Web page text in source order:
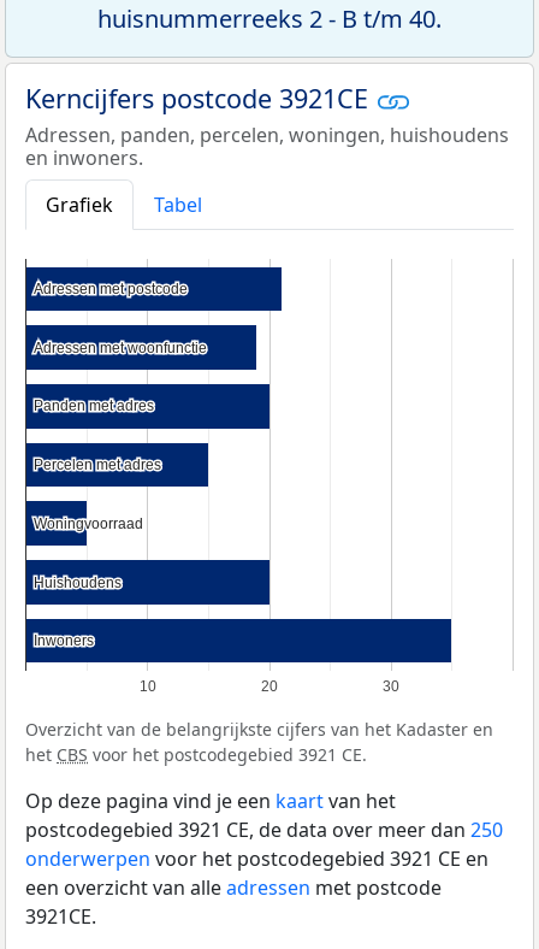
huisnummerreeks 2 - B t/m 40.
Kerncijfers postcode 3921CE
Adressen, panden, percelen, woningen, huishoudens
en inwoners.
Grafiek
Tabel
10 20 30
Adressen met postcode
Adressen met postcode
Adressen met woonfunctie
Adressen met woonfunctie
Panden met adres
Panden met adres
Percelen met adres
Percelen met adres
Woningvoorraad
Woningvoorraad
Huishoudens
Huishoudens
Inwoners
Inwoners
Overzicht van de belangrijkste cijfers van het Kadaster en
het CBS voor het postcodegebied 3921 CE.
Op deze pagina vind je een kaartvan het
postcodegebied 3921 CE, de data over meer dan 250
onderwerpen voor het postcodegebied 3921 CE en
een overzicht van alleadressen met postcode
3921CE.